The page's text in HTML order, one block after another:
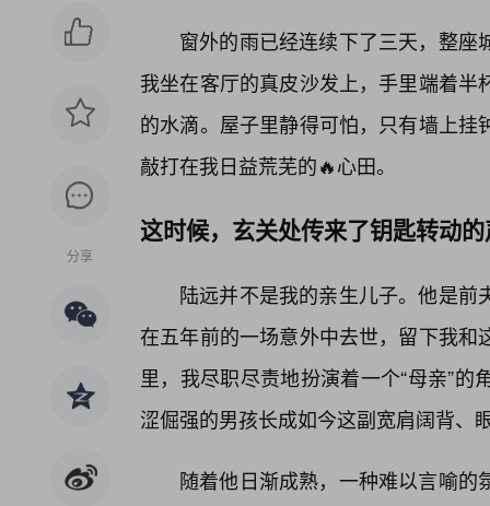
分享
窗外的雨已经连续下了三天，整
我坐在客厅的真皮沙发上，手里端着
的水滴。屋子里静得可怕，只有墙上
敲打在我日益荒芜的🔥心田。
这时候，玄关处传来了钥匙转动
陆远并不是我的亲生儿子。他是
在五年前的一场意外中去世，留下我
里，我尽职尽责地扮演着一个“母亲”
涩倔强的男孩长成如今这副宽肩阔背、
随着他日渐成熟，一种难以言喻